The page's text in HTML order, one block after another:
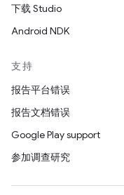
下载 Studio
Android NDK
支持
报告平台错误
报告文档错误
Google Play support
参加调查研究